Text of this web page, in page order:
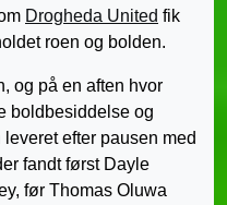
Drogheda United fik
roen og bolden.
og på en aften hvor
boldbesiddelse og
efter pausen med
fandt først Dayle
før Thomas Oluwa